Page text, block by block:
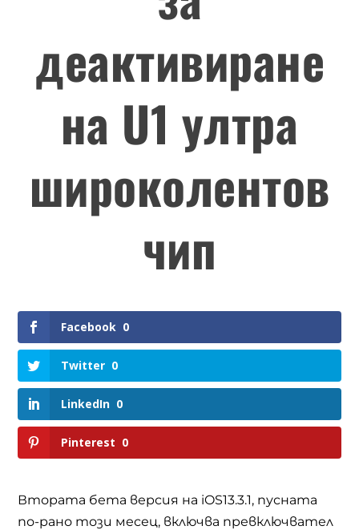
деактивиране
на U1 ултра
широколентов
чип
Facebook 0
Twitter 0
LinkedIn 0
Pinterest 0
Втората бета версия на iOS13.3.1, пусната
по-рано този месец, включва превключвател